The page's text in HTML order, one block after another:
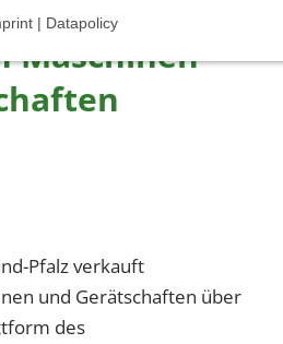
Maschinen
Pfalz verkauft
und Gerätschaften über
des
| Datapolicy